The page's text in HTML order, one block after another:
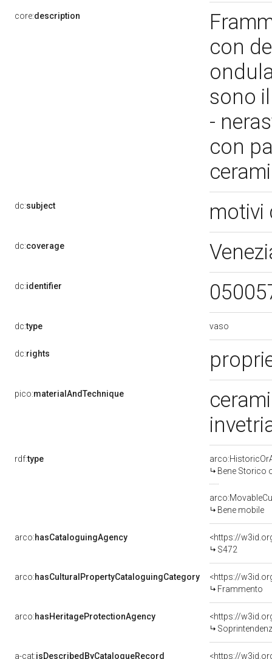
core:description
con
sono
-
con
dc:subject motivi
dc:coverage
dc:identifier
dc:type vaso
dc:rights
pico:materialAndTechnique
rdf:type
Bene Storico
Bene mobile
arco:hasCataloguingAgency
<https://
S472
arco:hasCulturalPropertyCataloguingCategory
<https://
Frammento
arco:hasHeritageProtectionAgency
<https://
Soprintendenza
a-cat:isDescribedByCatalogueRecord <https://